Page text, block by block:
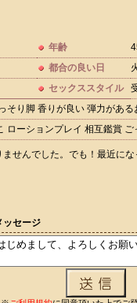
年齢
都合の良い日
セックススタイル
そり脚 香りが良い 弾力がある
ローションプレイ 相互鑑賞 ご
せんでした。でも！最近に